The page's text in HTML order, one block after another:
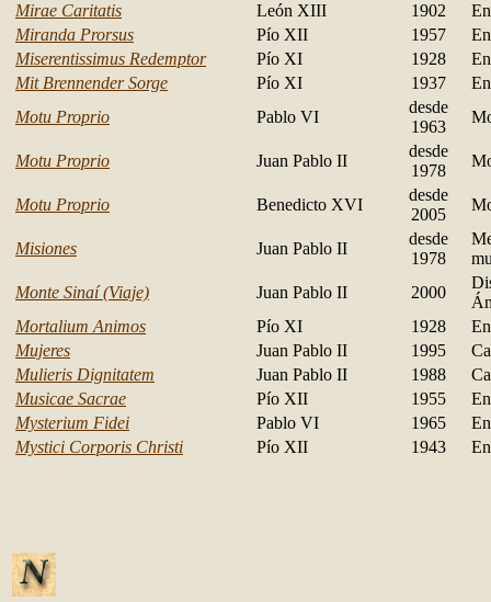
Mirae Caritatis
León XIII 1902
Miranda Prorsus
Pío XII 1957
Miserentissimus Redemptor
Pío XI 1928
Mit Brennender Sorge
Pío XI 1937
Motu Proprio
Pablo VI
desde
1963
Motu Proprio Juan Pablo II
desde
1978
Motu Proprio Benedicto XVI
desde
2005
Misiones Juan Pablo II
desde
1978
Monte Sinaí (Viaje)
Juan Pablo II 2000
Mortalium Animos
Pío XI 1928
Mujeres
Juan Pablo II 1995
Mulieris Dignitatem
Juan Pablo II 1988
Musicae Sacrae
Pío XII 1955
Mysterium Fidei
Pablo VI 1965
Mystici Corporis Christi
Pío XII 1943